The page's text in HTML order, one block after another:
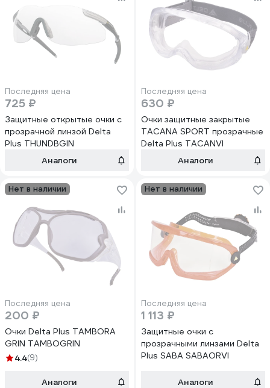
Последняя цена
725 ₽
Защитные открытые очки с
прозрачной линзой Delta
Plus THUNDBGIN
Аналоги
Последняя цена
630 ₽
Очки защитные закрытые
TACANA SPORT прозрачные
Delta Plus TACANVI
Аналоги
Нет в наличии
Последняя цена
200 ₽
Очки Delta Plus TAMBORA
GRIN TAMBOGRIN
4.4(9)
Аналоги
Нет в наличии
Последняя цена
1 113 ₽
Защитные очки с
прозрачными линзами Delta
Plus SABA SABAORVI
Аналоги